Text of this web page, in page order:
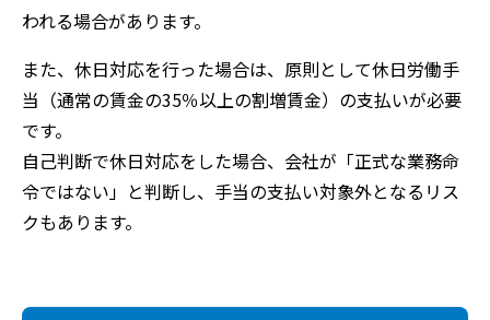
われる場合があります。
また、休日対応を行った場合は、原則として休日労働手
当（通常の賃金の35％以上の割増賃金）の支払いが必要
です。
自己判断で休日対応をした場合、会社が「正式な業務命
令ではない」と判断し、手当の支払い対象外となるリス
クもあります。